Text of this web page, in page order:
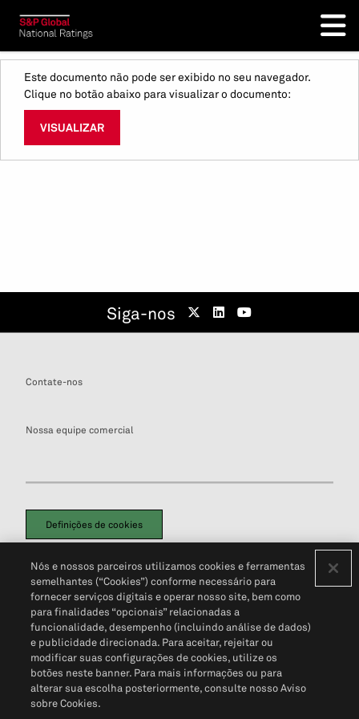
Este documento não pode ser exibido no seu navegador.
Clique no botão abaixo para visualizar o documento:
VISUALIZAR
Siga-nos
Contate-nos
Nossa equipe comercial
Definições de cookies
Política de PrivacidadePortal de privacidade do cliente (em inglês)
Não Venda Minhas Informações Pessoais© 2026 S&P Global
Nós e nossos parceiros utilizamos cookies e ferramentas
semelhantes (“Cookies”) conforme necessário para
fornecer serviços digitais e operar nosso site, bem como
para finalidades “opcionais” relacionadas a
funcionalidade, desempenho (incluindo análise de dados)
e publicidade direcionada. Para aceitar, rejeitar ou
modificar suas configurações de cookies, utilize os
botões neste banner. Para mais informações ou para
alterar sua escolha posteriormente, consulte nosso Aviso
sobre Cookies.